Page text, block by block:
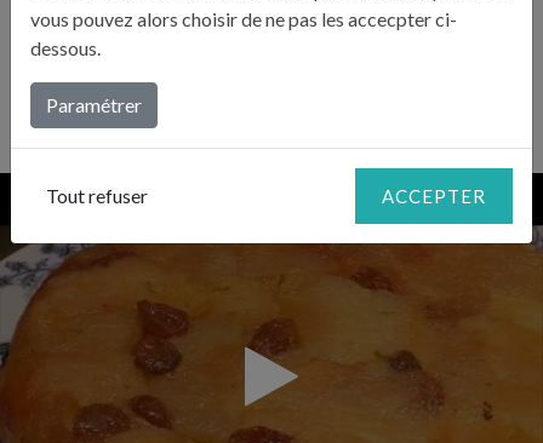
cuisson.
Vous pouvez déguster la tarte avec un peu de chantilly.
vous pouvez alors choisir de ne pas les accecpter ci-
dessous.
Paramétrer
Tout refuser ACCEPTER